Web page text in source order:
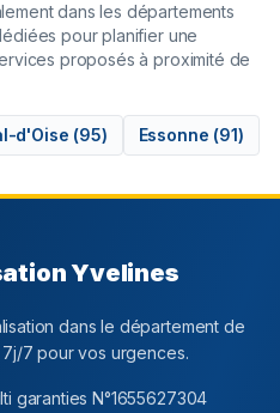
dans les départements
pour planifier une
proposés à proximité de
d'Oise (95) Essonne (91)
Yvelines
dans le département de
7 pour vos urgences.
garanties N°1655627304